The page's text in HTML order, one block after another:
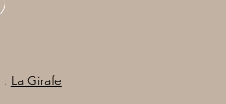
: La Girafe